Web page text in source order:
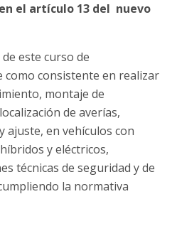
el artículo 13 del nuevo
este curso de
como consistente en realizar
montaje de
de averías,
ajuste, en vehículos con
y eléctricos,
técnicas de seguridad y de
la normativa